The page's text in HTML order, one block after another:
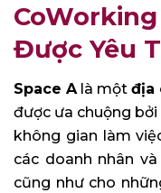
Được Yêu
Space Alà một địa
được ưa chuộng
không gian làm
các doanh nhân
cũng như cho